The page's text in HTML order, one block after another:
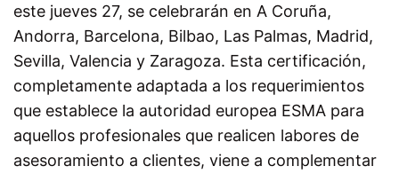
este jueves 27, se celebrarán en A Coruña,
Andorra, Barcelona, Bilbao, Las Palmas, Madrid,
Sevilla, Valencia y Zaragoza. Esta certificación,
completamente adaptada a los requerimientos
que establece la autoridad europea ESMA para
aquellos profesionales que realicen labores de
asesoramiento a clientes, viene a complementar